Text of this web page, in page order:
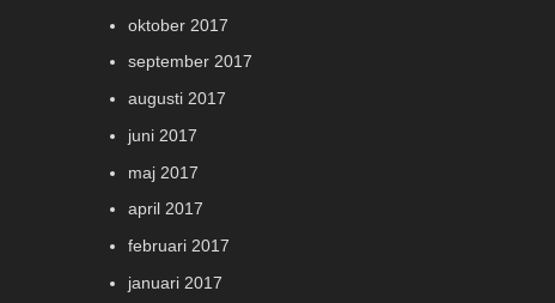
oktober 2017
september 2017
augusti 2017
juni 2017
maj 2017
april 2017
februari 2017
januari 2017